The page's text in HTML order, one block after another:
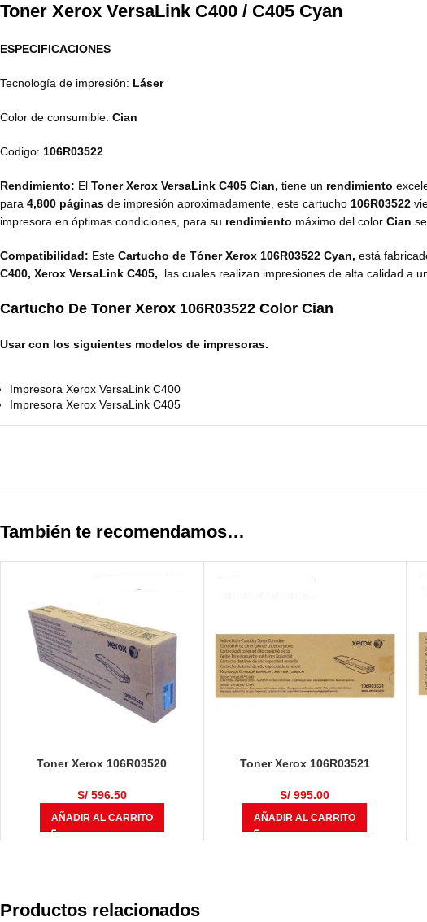
Toner Xerox VersaLink C400 / C405 Cyan
ESPECIFICACIONES
Tecnología de impresión: Láser
Color de consumible: Cian
Codigo: 106R03522
Rendimiento: El Toner Xerox VersaLink C405 Cian, tiene un rendimiento
para 4,800 páginas de impresión aproximadamente, este cartucho 106R03522
impresora en óptimas condiciones, para su rendimiento máximo del color Cian
Compatibilidad: Este Cartucho de Tóner Xerox 106R03522 Cyan, está
C400, Xerox VersaLink C405,
las cuales realizan impresiones de alta calidad a
Cartucho De Toner Xerox 106R03522 Color Cian
Usar con los siguientes modelos de impresoras.
Impresora Xerox VersaLink C400
Impresora Xerox VersaLink C405
También te recomendamos…
Toner Xerox 106R03520
5,000 Páginas
S/596.50
AÑADIR AL CARRITO
Toner Xerox 106R03521
4,800 Páginas
S/ 995.00
AÑADIR AL CARRITO
Productos relacionados